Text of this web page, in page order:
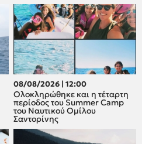
08/08/2026 | 12:00
Oλοκληρώθηκε και η τέταρτη
περίοδος του Summer Camp
του Ναυτικού Ομίλου
Σαντορίνης